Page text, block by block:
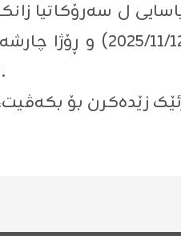
ل سەرۆکاتیا
سپێدێ ل سەرۆکاتیا زانکۆیێ هێتە ئەنجامدان.